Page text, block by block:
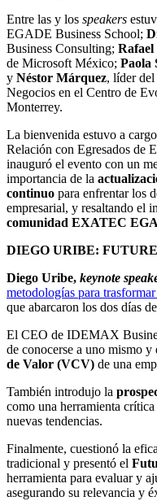
Entre las y los speakers
EGADE Business School;
Business Consulting; Rafael
de Microsoft México; Paola
y Néstor Márquez, líder
Negocios en el Centro de
Monterrey.
La bienvenida estuvo a
Relación con Egresados de
inauguró el evento con un
importancia de la
continuo para enfrentar los
empresarial, y resaltando el
comunidad EXATEC
DIEGO URIBE:
Diego Uribe, keynote
metodologías para
que abarcaron los dos días
El CEO de IDEMAX
de conocerse a uno mismo y
de Valor (VCV) de una
También introdujo la
como una herramienta
nuevas tendencias.
Finalmente, cuestionó la
tradicional y presentó el
herramienta para evaluar y
asegurando su relevancia y